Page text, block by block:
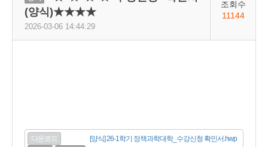
(양식)★★★★
2026-03-06 14:44:29
조회수
11144
다운로드
[양식] 26-1학기 정책과학대학_수강신청 확인서.hwp